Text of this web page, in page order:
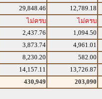
29,848.46 12,789.18
ไม่ครบ ไม่ครบ
2,437.76 1,094.50
3,873.74 4,961.01
8,230.20 582.00
14,157.11 13,726.87
430,949 203,090